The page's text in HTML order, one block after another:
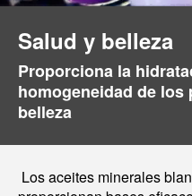
Salud y belleza
Proporciona la
homogeneidad de
belleza
Los aceites minerales